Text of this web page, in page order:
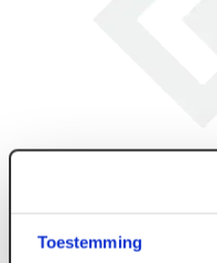
Toestemming